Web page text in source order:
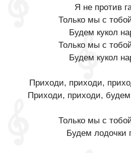
Я не против
Только мы с
Будем кукол
Только мы с
Будем кукол
Приходи, приходи,
Приходи, приходи, будем
Только мы с
Будем лодочки